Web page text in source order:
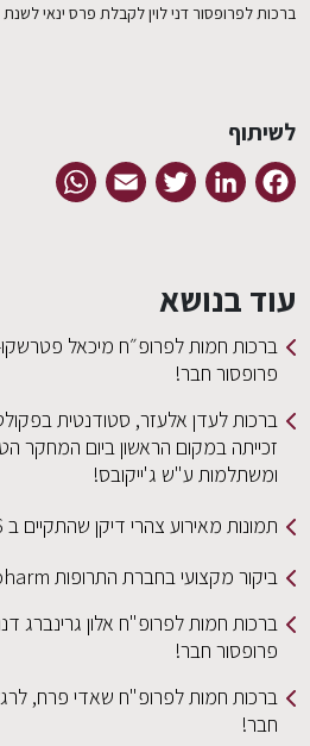
ברכות לפרופסור דני לוין לקבלת פרס ינאי
לשיתוף
Facebook
LinkedIn
Twitter
Email
עוד בנושא
ברכות חמות לפרופ״ח מיכאל
פרופסור חבר!
ברכות לעדן אלעזר, סטודנטית
זכייתה במקום הראשון ביום המחקר
ומשתלמות ע"ש ג'ייקובס!
תמונות מאירוע צהרי דיקן שהתקיים ב 10.6.2026
ביקור מקצועי בחברת התרופות Unipharm
ברכות חמות לפרופ"ח אלון גרינברג
פרופסור חבר!
ברכות חמות לפרופ"ח שאדי פרח,
חבר!